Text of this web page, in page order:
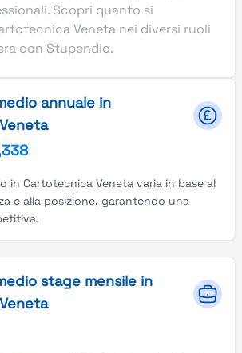
Scopri quanto si
Veneta nei diversi ruoli
con Stupendio.
annuale in
in Cartotecnica Veneta varia in base al
e alla posizione, garantendo una
stage mensile in